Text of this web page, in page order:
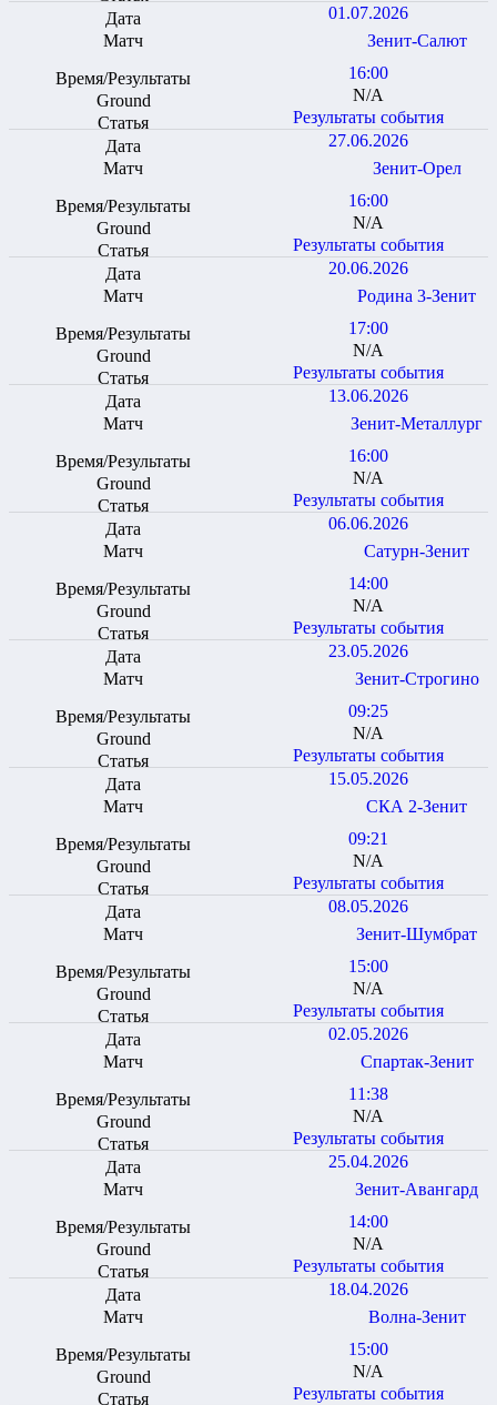
01.07.2026
Зенит-Салют
16:00
N/A
Результаты события
27.06.2026
Зенит-Орел
16:00
N/A
Результаты события
20.06.2026
Родина 3-Зенит
17:00
N/A
Результаты события
13.06.2026
Зенит-Металлург
16:00
N/A
Результаты события
06.06.2026
Сатурн-Зенит
14:00
N/A
Результаты события
23.05.2026
Зенит-Строгино
09:25
N/A
Результаты события
15.05.2026
СКА 2-Зенит
09:21
N/A
Результаты события
08.05.2026
Зенит-Шумбрат
15:00
N/A
Результаты события
02.05.2026
Спартак-Зенит
11:38
N/A
Результаты события
25.04.2026
Зенит-Авангард
14:00
N/A
Результаты события
18.04.2026
Волна-Зенит
15:00
N/A
Результаты события